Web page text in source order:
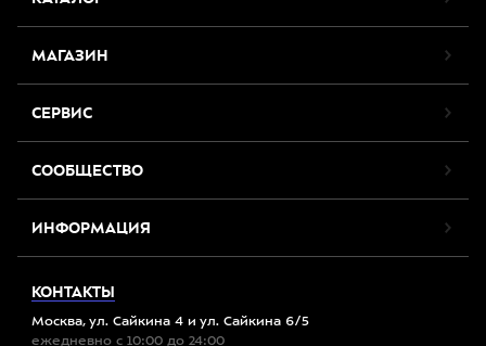
МАГАЗИН
СЕРВИС
СООБЩЕСТВО
ИНФОРМАЦИЯ
КОНТАКТЫ
Москва, ул. Сайкина 4 и ул. Сайкина 6/5
ежедневно с 10:00 до 24:00